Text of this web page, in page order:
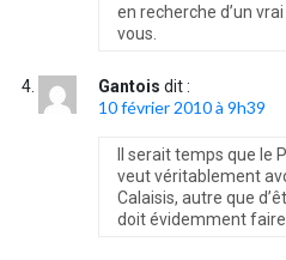
en recherche d’un
vous.
Gantois dit :
10 février 2010 à 9h39
Il serait temps que le
veut véritablement
Calaisis, autre que
doit évidemment faire